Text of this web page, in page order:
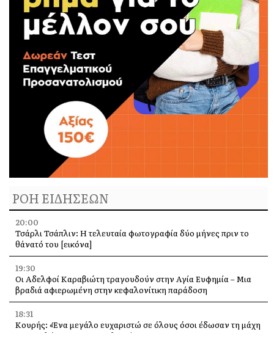
ΡΟΗ ΕΙΔΗΣΕΩΝ
20:00
Τσάρλι Τσάπλιν: Η τελευταία φωτογραφία δύο μήνες πριν το
θάνατό του [εικόνα]
19:30
Οι Αδελφοί Καραβιώτη τραγουδούν στην Αγία Ευφημία – Μια
βραδιά αφιερωμένη στην κεφαλονίτικη παράδοση
18:31
Κουρής: «Ένα μεγάλο ευχαριστώ σε όλους όσοι έδωσαν τη μάχη
με τις φλόγες στην Κεφαλονιά»